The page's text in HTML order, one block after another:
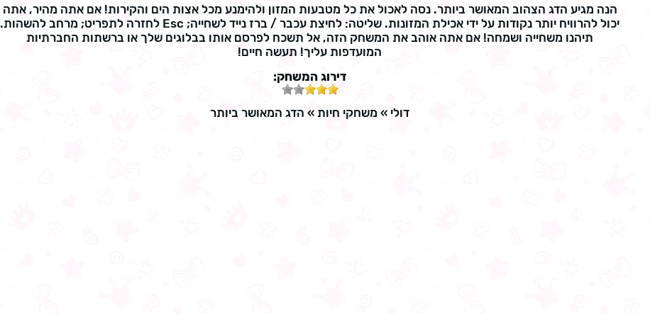
הנה מגיע הדג הצהוב המאושר ביותר. נסה לאכול את כל מטבעות המזון ולהימנע מכל אצות הים והקירות! אם אתה מהיר, אתה
יכול להרוויח יותר נקודות על ידי אכילת המזונות. שליטה: לחיצת עכבר / ברז נייד לשחייה; Esc לחזרה לתפריט; מרחב להשהות.
תיהנו משחייה ושמחה! אם אתה אוהב את המשחק הזה, אל תשכח לפרסם אותו בבלוגים שלך או ברשתות החברתיות
המועדפות עליך! תעשה חיים!
דירוג המשחק:
דולי » משחקי חיות » הדג המאושר ביותר